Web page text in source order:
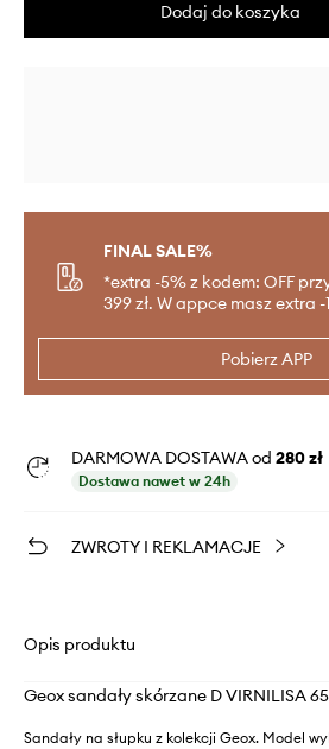
Dodaj do koszyka
FINAL SALE%
*extra -5% z kodem: OFF
399 zł. W appce masz extra -
Pobierz APP
DARMOWA DOSTAWA od 280 zł
Dostawa nawet w 24h
ZWROTY I REKLAMACJE
Opis produktu
Geox sandały skórzane D VIRNILISA
Sandały na słupku z kolekcji Geox. Model